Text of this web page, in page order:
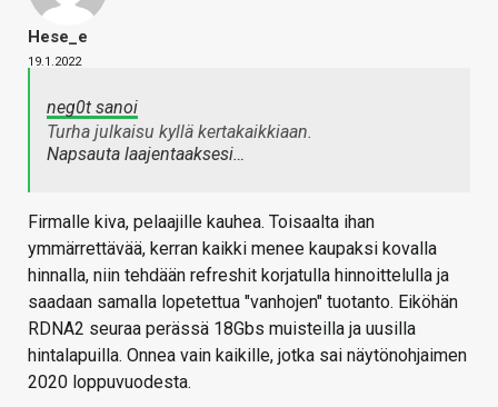
Hese_e
19.1.2022
neg0t sanoi
Turha julkaisu kyllä kertakaikkiaan.
Napsauta laajentaaksesi…
Firmalle kiva, pelaajille kauhea. Toisaalta ihan
ymmärrettävää, kerran kaikki menee kaupaksi kovalla
hinnalla, niin tehdään refreshit korjatulla hinnoittelulla ja
saadaan samalla lopetettua "vanhojen" tuotanto. Eiköhän
RDNA2 seuraa perässä 18Gbs muisteilla ja uusilla
hintalapuilla. Onnea vain kaikille, jotka sai näytönohjaimen
2020 loppuvuodesta.